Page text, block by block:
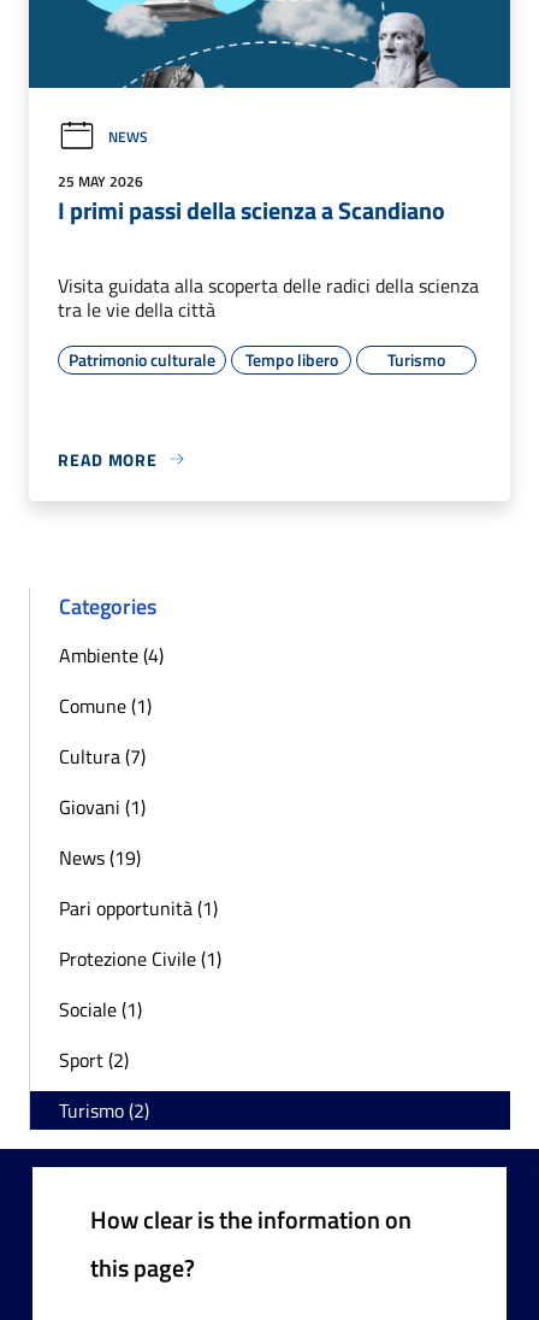
NEWS
25 MAY 2026
I primi passi della scienza a Scandiano
Visita guidata alla scoperta delle radici della scienza
tra le vie della città
Patrimonio culturale Tempo libero Turismo
READ MORE
Categories
Ambiente (4)
Comune (1)
Cultura (7)
Giovani (1)
News (19)
Pari opportunità (1)
Protezione Civile (1)
Sociale (1)
Sport (2)
Turismo (2)
How clear is the information on
this page?